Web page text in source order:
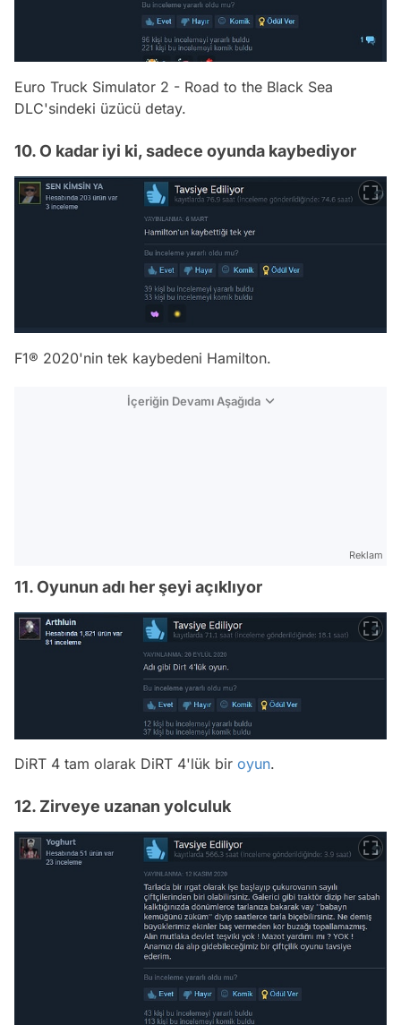
Euro Truck Simulator 2 - Road to the Black Sea
DLC'sindeki üzücü detay.
10. O kadar iyi ki, sadece oyunda kaybediyor
F1® 2020'nin tek kaybedeni Hamilton.
İçeriğin Devamı Aşağıda
Reklam
11. Oyunun adı her şeyi açıklıyor
DiRT 4 tam olarak DiRT 4'lük bir oyun.
12. Zirveye uzanan yolculuk